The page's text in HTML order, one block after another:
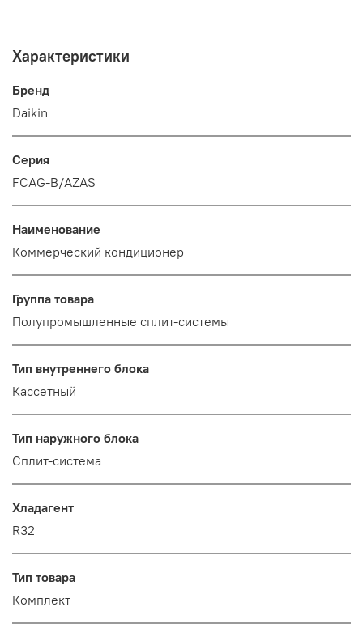
Характеристики
Бренд
Daikin
Серия
FCAG-B/AZAS
Наименование
Коммерческий кондиционер
Группа товара
Полупромышленные сплит-системы
Тип внутреннего блока
Кассетный
Тип наружного блока
Сплит-система
Хладагент
R32
Тип товара
Комплект